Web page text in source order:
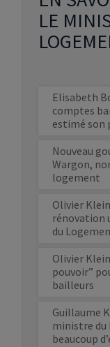
LE
Elisabeth
comptes
estimé son
Nouveau
Wargon,
logement
Olivier
rénovation
du
Olivier
pouvoir”
bailleurs
Guillaume
ministre
beaucoup